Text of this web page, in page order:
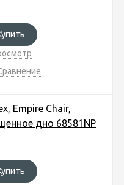
Empire Chair,
дно 68581NP